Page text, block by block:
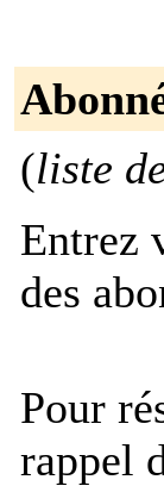
(liste
Entrez
des
Pour
rappel